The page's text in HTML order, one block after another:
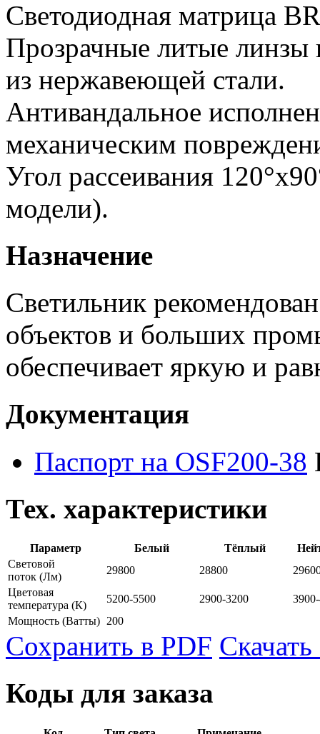
Светодиодная матрица
Прозрачные литые линзы
из нержавеющей стали.
Антивандальное
механическим
Угол рассеивания
модели).
Назначение
Светильник
объектов и больших
обеспечивает яркую и
Документация
Паспорт на OSF200-38
Тех. характеристики
Параметр Белый Тёплый
Световой
поток (Лм)
29800 28800
Цветовая
температура (К)
5200-5500 2900-3200
Мощность (Ватты) 200
Сохранить в PDF
Коды для заказа